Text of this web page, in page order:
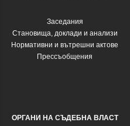
Заседания
Становища, доклади и анализи
Нормативни и вътрешни актове
Прессъобщения
ОРГАНИ НА СЪДЕБНА ВЛАСТ